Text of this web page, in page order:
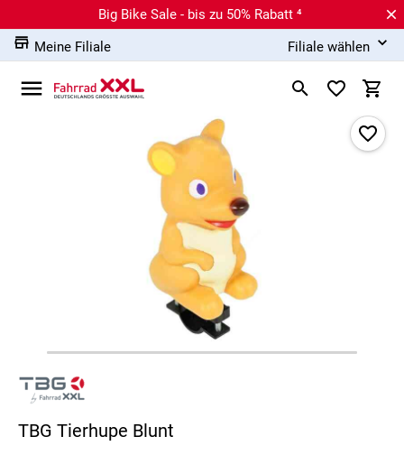
Big Bike Sale - bis zu 50% Rabatt ⁴
Meine Filiale
Filiale wählen
TBG Tierhupe Blunt